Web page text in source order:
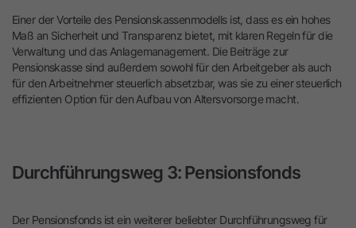
Einer der Vorteile des Pensionskassenmodells ist, dass es ein hohes
Maß an Sicherheit und Transparenz bietet, mit klaren Regeln für die
Verwaltung und das Anlagemanagement. Die Beiträge zur
Pensionskasse sind außerdem sowohl für den Arbeitgeber als auch
für den Arbeitnehmer steuerlich absetzbar, was sie zu einer steuerlich
effizienten Option für den Aufbau von Altersvorsorge macht.
Durchführungsweg 3: Pensionsfonds
Der Pensionsfonds ist ein weiterer beliebter Durchführungsweg für